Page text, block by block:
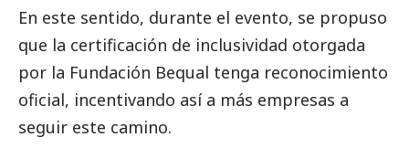
En este sentido, durante el evento, se propuso
que la certificación de inclusividad otorgada
por la Fundación Bequal tenga reconocimiento
oficial, incentivando así a más empresas a
seguir este camino.